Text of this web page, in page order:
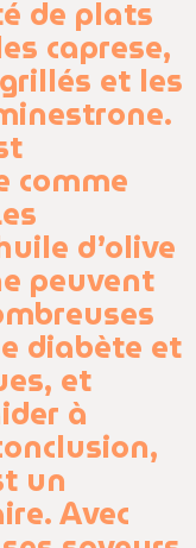
de plats
caprese,
et les
comme
d’olive
peuvent
diabète et
et
à
un
Avec